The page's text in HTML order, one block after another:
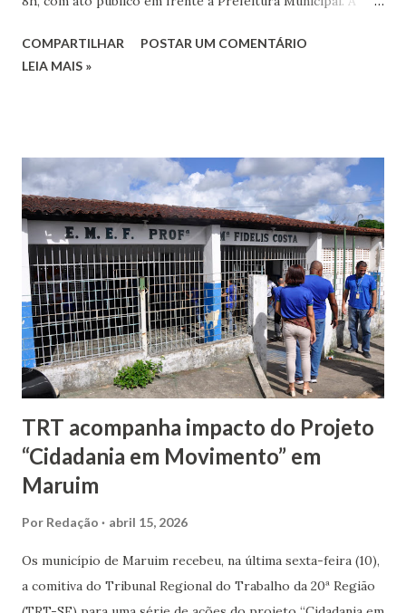
consideradas satisfatórias às reivindicações apresentadas
representantes dos trabalhadores e a gestão municipal, na
sede da Secretaria Municipal de Saúde. Entre as principais
pautas defendidas pelos profissionais estão a valorização
profissional, melhorias nas condições de trabalho, respeito
às reivindicações da categoria e a apresentação de
respostas objetivas por parte da administração municipal.
O movimento é coordenado pelo Sindicato dos
Trabalhadores na Área da Saúde do Estado d...
COMPARTILHAR
POSTAR UM COMENTÁRIO
LEIA MAIS »
TRT acompanha impacto do Projeto
“Cidadania em Movimento” em
Maruim
Por Redação abril 15, 2026
Os município de Maruim recebeu, na última sexta-feira (10),
a comitiva do Tribunal Regional do Trabalho da 20ª Região